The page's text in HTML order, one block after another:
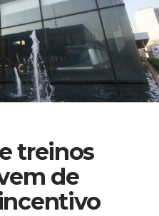
treinos
de